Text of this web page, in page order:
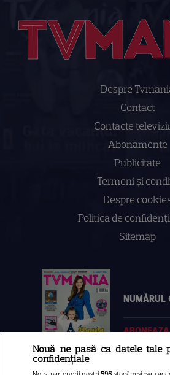
Despre
Contact
Contacte
Abonamente
Publicitate
Termeni și
Despre
Politica de
Sitemap
NUMĂRUL
Nouă ne pasă ca datele tale
confidențiale